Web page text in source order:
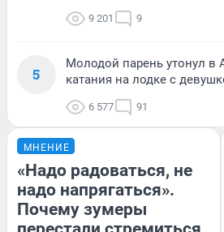
9 201 9
5
Молодой парень утонул в
катания на лодке с
6 577 91
МНЕНИЕ
«Надо радоваться, не
надо напрягаться».
Почему зумеры